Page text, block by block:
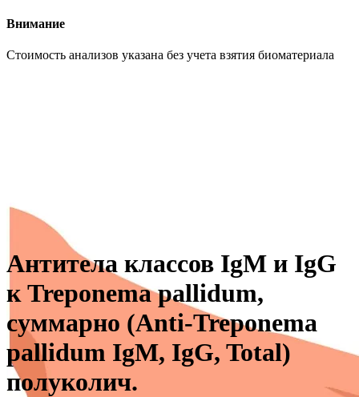
Внимание
Cтоимость анализов указана без учета взятия биоматериала
Aнтитела классов IgM и IgG
к Treponema pallidum,
суммарно (Anti-Treponema
pallidum IgM, IgG, Total)
полуколич.